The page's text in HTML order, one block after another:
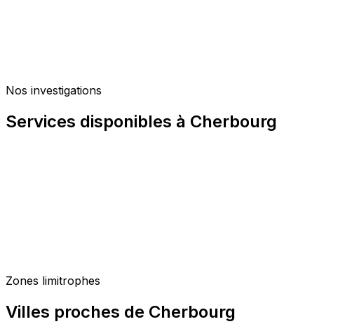
Nos investigations
Services disponibles à Cherbourg
Zones limitrophes
Villes proches de Cherbourg